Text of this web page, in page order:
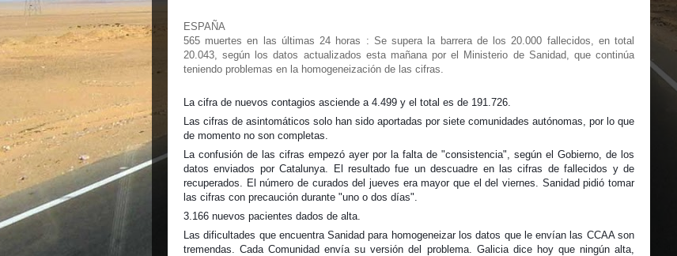
ESPAÑA
565 muertes en las últimas 24 horas : Se supera la barrera de los 20.000 fallecidos, en total
20.043, según los datos actualizados esta mañana por el Ministerio de Sanidad, que continúa
teniendo problemas en la homogeneización de las cifras.
La cifra de nuevos contagios asciende a 4.499 y el total es de 191.726.
Las cifras de asintomáticos solo han sido aportadas por siete comunidades autónomas, por lo que
de momento no son completas.
La confusión de las cifras empezó ayer por la falta de "consistencia", según el Gobierno, de los
datos enviados por Catalunya. El resultado fue un descuadre en las cifras de fallecidos y de
recuperados. El número de curados del jueves era mayor que el del viernes. Sanidad pidió tomar
las cifras con precaución durante "uno o dos días".
3.166 nuevos pacientes dados de alta.
Las dificultades que encuentra Sanidad para homogeneizar los datos que le envían las CCAA son
tremendas. Cada Comunidad envía su versión del problema. Galicia dice hoy que ningún alta,